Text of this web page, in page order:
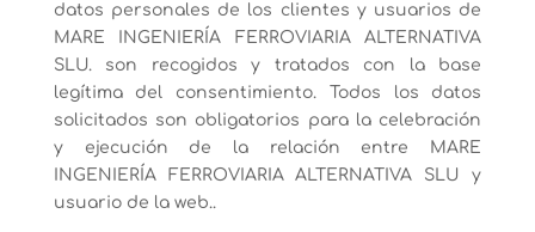
datos personales de los clientes y usuarios de
MARE INGENIERÍA FERROVIARIA ALTERNATIVA
SLU. son recogidos y tratados con la base
legítima del consentimiento. Todos los datos
solicitados son obligatorios para la celebración
y ejecución de la relación entre MARE
INGENIERÍA FERROVIARIA ALTERNATIVA SLU y
usuario de la web..